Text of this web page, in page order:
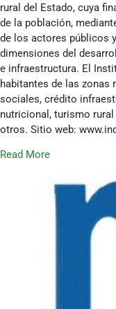
rural del Estado, cuya
de la población,
de los actores públicos
dimensiones del
e infraestructura. El
habitantes de las zonas
sociales, crédito
nutricional, turismo
otros. Sitio web:
Read More